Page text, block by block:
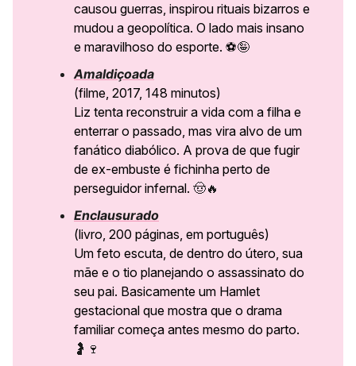
causou guerras, inspirou rituais bizarros e
mudou a geopolítica. O lado mais insano
e maravilhoso do esporte. ⚽️🤪
Amaldiçoada
(filme, 2017, 148 minutos)
Liz tenta reconstruir a vida com a filha e
enterrar o passado, mas vira alvo de um
fanático diabólico. A prova de que fugir
de ex-embuste é fichinha perto de
perseguidor infernal. 🤠🔥
Enclausurado
(livro, 200 páginas, em português)
Um feto escuta, de dentro do útero, sua
mãe e o tio planejando o assassinato do
seu pai. Basicamente um Hamlet
gestacional que mostra que o drama
familiar começa antes mesmo do parto.
🤰🍷